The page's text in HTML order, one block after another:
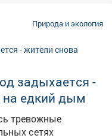
Природа и экология
задыхается -
едкий дым
тревожные